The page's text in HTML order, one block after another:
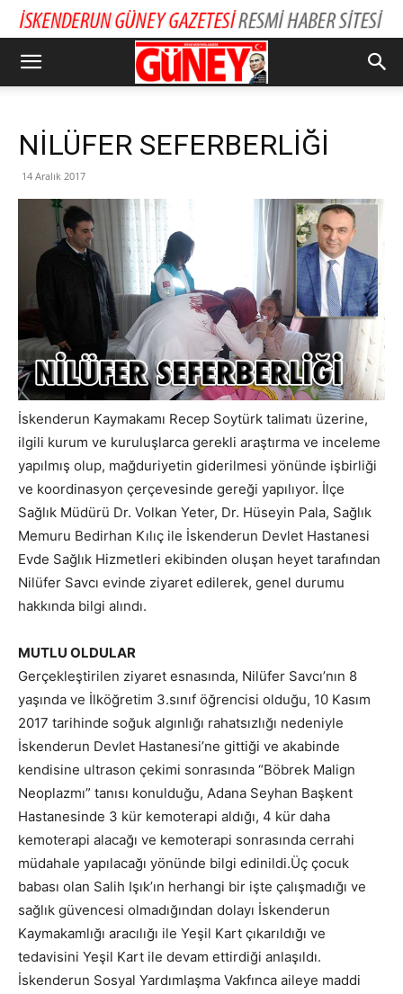
NİLÜFER SEFERBERLİĞİ
14 Aralık 2017
İskenderun Kaymakamı Recep Soytürk talimatı üzerine,
ilgili kurum ve kuruluşlarca gerekli araştırma ve inceleme
yapılmış olup, mağduriyetin giderilmesi yönünde işbirliği
ve koordinasyon çerçevesinde gereği yapılıyor. İlçe
Sağlık Müdürü Dr. Volkan Yeter, Dr. Hüseyin Pala, Sağlık
Memuru Bedirhan Kılıç ile İskenderun Devlet Hastanesi
Evde Sağlık Hizmetleri ekibinden oluşan heyet tarafından
Nilüfer Savcı evinde ziyaret edilerek, genel durumu
hakkında bilgi alındı.
MUTLU OLDULAR
Gerçekleştirilen ziyaret esnasında, Nilüfer Savcı’nın 8
yaşında ve İlköğretim 3.sınıf öğrencisi olduğu, 10 Kasım
2017 tarihinde soğuk algınlığı rahatsızlığı nedeniyle
İskenderun Devlet Hastanesi’ne gittiği ve akabinde
kendisine ultrason çekimi sonrasında “Böbrek Malign
Neoplazmı” tanısı konulduğu, Adana Seyhan Başkent
Hastanesinde 3 kür kemoterapi aldığı, 4 kür daha
kemoterapi alacağı ve kemoterapi sonrasında cerrahi
müdahale yapılacağı yönünde bilgi edinildi.Üç çocuk
babası olan Salih Işık’ın herhangi bir işte çalışmadığı ve
sağlık güvencesi olmadığından dolayı İskenderun
Kaymakamlığı aracılığı ile Yeşil Kart çıkarıldığı ve
tedavisini Yeşil Kart ile devam ettirdiği anlaşıldı.
İskenderun Sosyal Yardımlaşma Vakfınca aileye maddi